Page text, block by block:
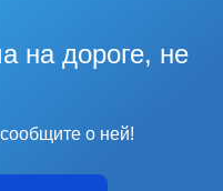
на дороге, не
о ней!